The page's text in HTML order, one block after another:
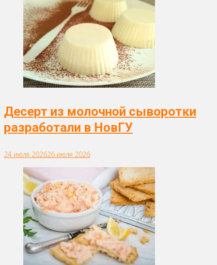
Десерт из молочной сыворотки
разработали в НовГУ
24 июля 202626 июля 2026